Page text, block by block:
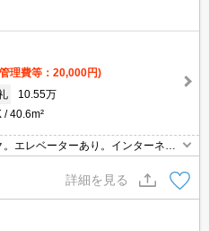
理費等：20,000円)
10.55万
40.6m²
エレベーターあり。インターネッ
物便利。生活環境良好。ぜひお問
たの目でお確かめください。見逃
詳細を見る